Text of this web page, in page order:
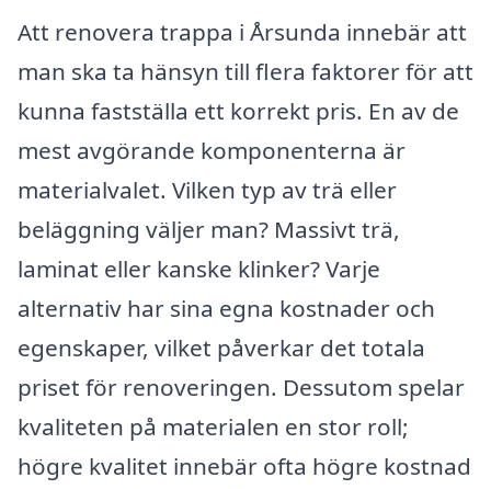
Att renovera trappa i Årsunda innebär att
man ska ta hänsyn till flera faktorer för att
kunna fastställa ett korrekt pris. En av de
mest avgörande komponenterna är
materialvalet. Vilken typ av trä eller
beläggning väljer man? Massivt trä,
laminat eller kanske klinker? Varje
alternativ har sina egna kostnader och
egenskaper, vilket påverkar det totala
priset för renoveringen. Dessutom spelar
kvaliteten på materialen en stor roll;
högre kvalitet innebär ofta högre kostnad